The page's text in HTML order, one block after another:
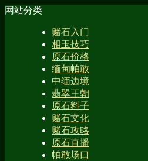
网站分类
赌石入门
相玉技巧
原石价格
缅甸帕敢
中缅边境
翡翠王朝
原石料子
赌石文化
赌石攻略
原石直播
帕敢场口